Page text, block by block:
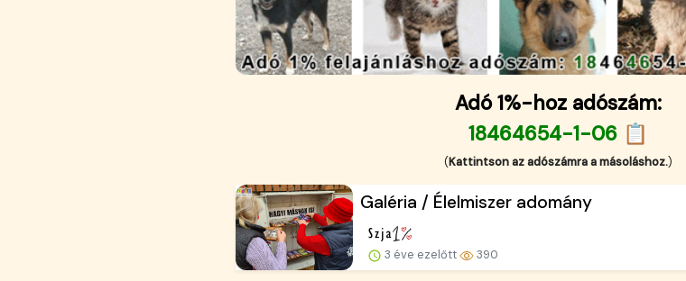
Adó 1%-hoz adószám:
18464654-1-06 📋
(Kattintson az adószámra a másoláshoz.)
Galéria / Élelmiszer adomány
3 éve ezelőtt 390